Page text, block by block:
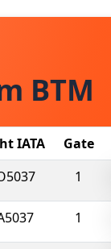
BTM
IATA Gate
1
1